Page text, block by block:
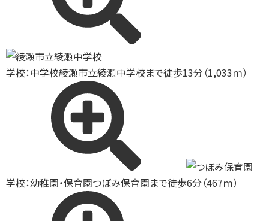
学校：中学校綾瀬市立綾瀬中学校まで徒歩13分（1,033ｍ）
学校：幼稚園・保育園つぼみ保育園まで徒歩6分（467ｍ）